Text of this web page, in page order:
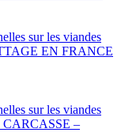
sur les viandes
EN FRANCE
sur les viandes
–